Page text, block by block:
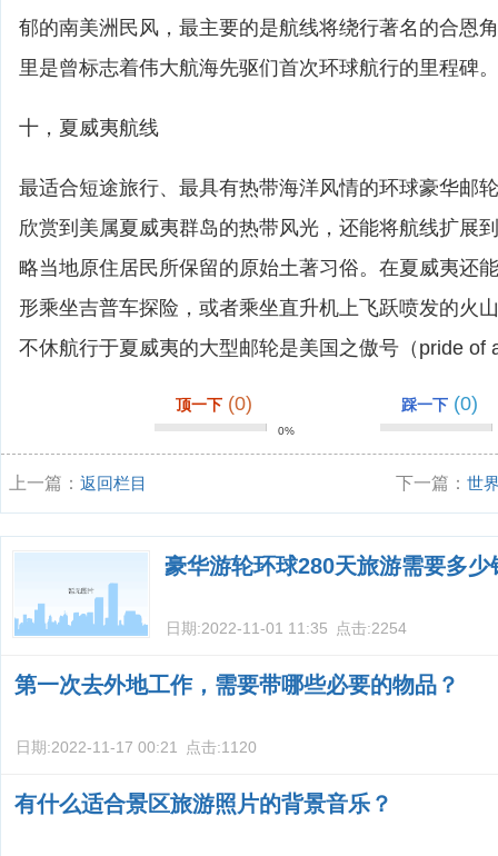
郁的南美洲民风，最主要的是航线将绕行著名的合恩
里是曾标志着伟大航海先驱们首次环球航行的里程碑。
十，夏威夷航线
最适合短途旅行、最具有热带海洋风情的环球豪华邮
欣赏到美属夏威夷群岛的热带风光，还能将航线扩展
略当地原住居民所保留的原始土著习俗。在夏威夷还
形乘坐吉普车探险，或者乘坐直升机上飞跃喷发的火
不休航行于夏威夷的大型邮轮是美国之傲号（pride of
顶一下 (0)
0%
踩一下 (0)
上一篇： 返回栏目 下一篇：世
豪华游轮环球280天旅游需要多少
日期:2022-11-01 11:35 点击:2254
第一次去外地工作，需要带哪些必要的物品？
日期:2022-11-17 00:21 点击:1120
有什么适合景区旅游照片的背景音乐？